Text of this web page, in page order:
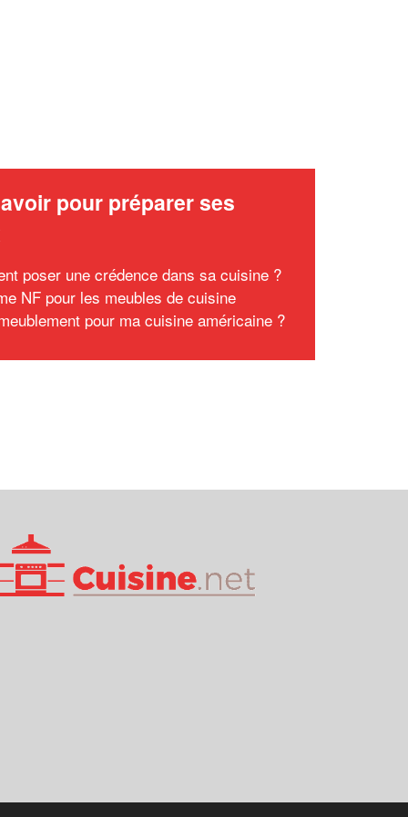
pour préparer ses
poser une crédence dans sa cuisine ?
NF pour les meubles de cuisine
pour ma cuisine américaine ?